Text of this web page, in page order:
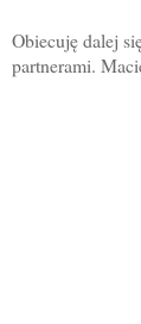
Obiecuję dalej
partnerami.